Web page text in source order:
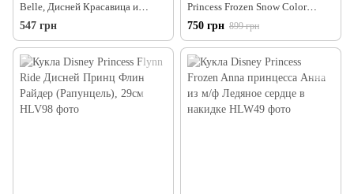
Belle, Дисней Красавица и
Чудовище, Белль, 29см
547 грн
Princess Frozen Snow Color
Reveal Дисней Принцесса
Ледяное сердце 12см, меняет
цвет, (в ассортименте)
750 грн 899 грн